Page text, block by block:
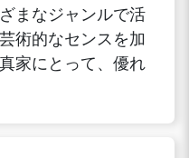
まなジャンルで活
術的なセンスを加
家にとって、優れ